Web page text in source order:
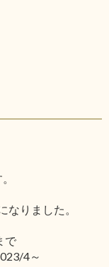
りました。
で
4～